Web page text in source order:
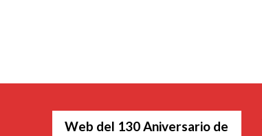
Web del 130 Aniversario de